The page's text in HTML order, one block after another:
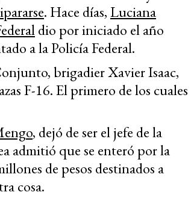
. Hace días,Luciana
dio por iniciado el año
a la Policía Federal.
brigadier Xavier Isaac,
F-16. El primero de los cuales
, dejó de ser el jefe de la
admitió que se enteró por la
de pesos destinados a
cosa.